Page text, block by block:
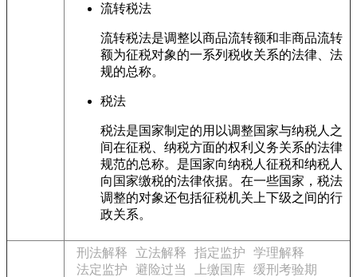
流转税法
流转税法是调整以商品流转额和非商品流转
额为征税对象的一系列税收关系的法律、法
规的总称。
税法
税法是国家制定的用以调整国家与纳税人之
间在征税、纳税方面的权利义务关系的法律
规范的总称。是国家向纳税人征税和纳税人
向国家缴税的法律依据。在一些国家，税法
调整的对象还包括征税机关上下级之间的行
政关系。
刑法解释 立法解释 指定监护
学理解释
法定监护
避险过当 上缴国库
缓刑考验期